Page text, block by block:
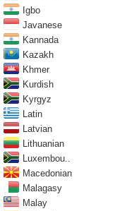
Igbo
Javanese
Kannada
Kazakh
Khmer
Kurdish
Kyrgyz
Latin
Latvian
Lithuanian
Luxembou..
Macedonian
Malagasy
Malay